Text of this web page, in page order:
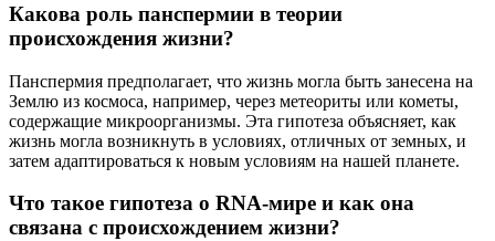
Какова роль панспермии в теории
происхождения жизни?
Панспермия предполагает, что жизнь могла быть занесена на
Землю из космоса, например, через метеориты или кометы,
содержащие микроорганизмы. Эта гипотеза объясняет, как
жизнь могла возникнуть в условиях, отличных от земных, и
затем адаптироваться к новым условиям на нашей планете.
Что такое гипотеза о RNA-мире и как она
связана с происхождением жизни?